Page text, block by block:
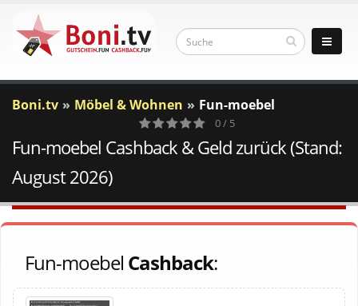
Boni.tv Möbel & Wohnen Fun-moebel
0
Votes
0 / 5
Fun-moebel Cashback & Geld zurück (Stand:
August 2026)
Fun-moebel Cashback: